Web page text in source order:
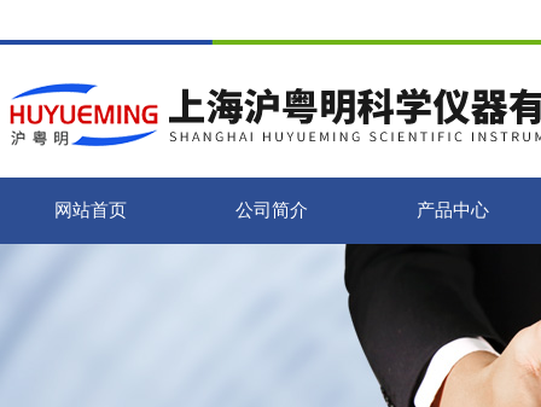
网站首页 公司简介 产品中心